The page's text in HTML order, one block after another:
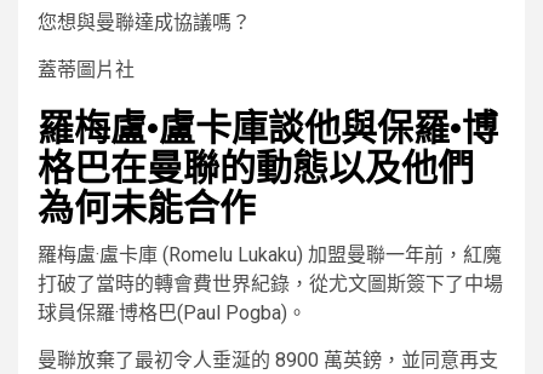
您想與曼聯達成協議嗎？
蓋蒂圖片社
羅梅盧·盧卡庫談他與保羅·博
格巴在曼聯的動態以及他們
為何未能合作
羅梅盧·盧卡庫 (Romelu Lukaku) 加盟曼聯一年前，紅魔
打破了當時的轉會費世界紀錄，從尤文圖斯簽下了中場
球員保羅·博格巴(Paul Pogba)。
曼聯放棄了最初令人垂涎的 8900 萬英鎊，並同意再支